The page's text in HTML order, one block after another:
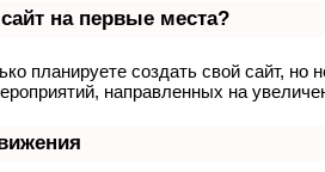
на первые места?
планируете создать свой сайт, но
направленных на